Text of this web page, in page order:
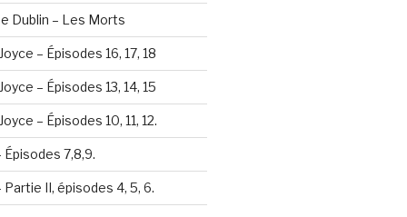
Dublin – Les Morts
– Épisodes 16, 17, 18
– Épisodes 13, 14, 15
– Épisodes 10, 11, 12.
Épisodes 7,8,9.
Partie II, épisodes 4, 5, 6.